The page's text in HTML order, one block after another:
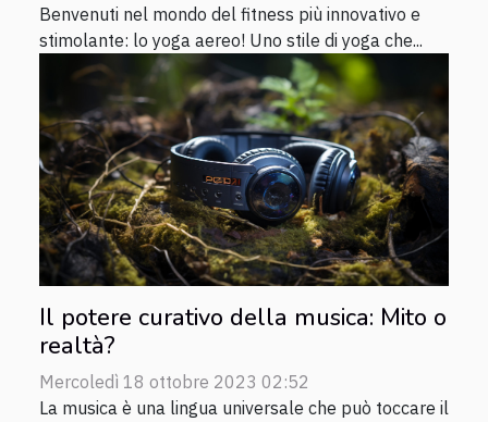
Benvenuti nel mondo del fitness più innovativo e
stimolante: lo yoga aereo! Uno stile di yoga che...
Il potere curativo della musica: Mito o
realtà?
Mercoledì 18 ottobre 2023 02:52
La musica è una lingua universale che può toccare il